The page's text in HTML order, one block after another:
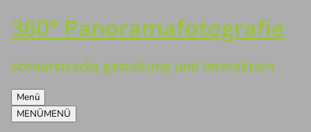
Zum
Inhalt
360° Panoramafotografie
schnurstracks gestaltung und interaktion
Menü
MENÜMENÜ